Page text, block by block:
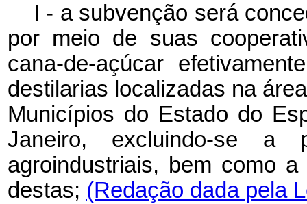
I - a subvenção será
por meio de suas
cana-de-açúcar
destilarias localizadas na
Municípios do Estado do
Janeiro, excluindo-se a
agroindustriais, bem como
destas; (Redação dada pela